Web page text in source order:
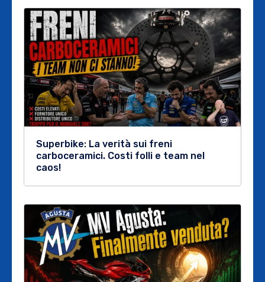
Superbike: La verità sui freni
carboceramici. Costi folli e team nel
caos!